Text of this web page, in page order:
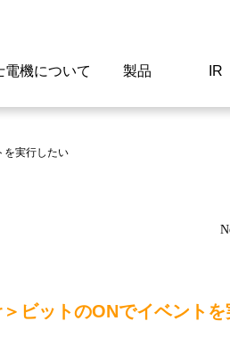
電機について 製品
器
IR
ティ
報
質問
を実行したい
ビットのONでイベント